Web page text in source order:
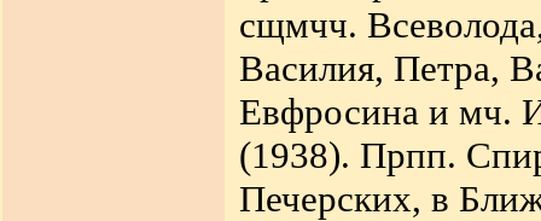
сщмчч.
Василия, Петра,
Евфросина и мч.
(1938). Прпп.
Печерских, в